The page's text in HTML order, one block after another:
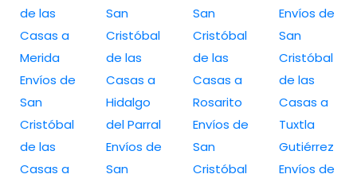
de las
Casas a
Merida
Envíos de
San
Cristóbal
de las
Casas a
San
Cristóbal
de las
Casas a
Hidalgo
del Parral
Envíos de
San
San
Cristóbal
de las
Casas a
Rosarito
Envíos de
San
Cristóbal
Envíos de
San
Cristóbal
de las
Casas a
Tuxtla
Gutiérrez
Envíos de